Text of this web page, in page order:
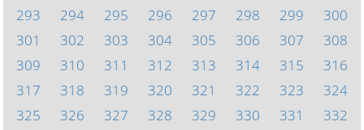
293
294 295 296 297 298 299
300
301
302 303 304 305 306 307
308
309
310 311 312 313 314 315
316
317
318 319 320 321 322 323
324
325
326 327 328 329 330 331
332